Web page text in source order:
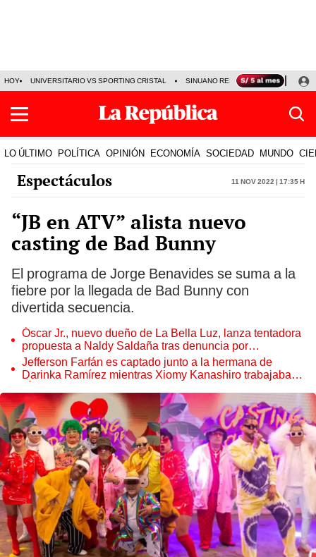
HOY UNIVERSITARIO VS SPORTING CRISTAL SINUANO RESULTADOS HOY
LO ÚLTIMO POLÍTICA OPINIÓN ECONOMÍA SOCIEDAD MUNDO
Espectáculos 11 Nov 2022 | 17:35 h
“JB en ATV” alista nuevo
casting de Bad Bunny
El programa de Jorge Benavides se suma a la
fiebre por la llegada de Bad Bunny con
divertida secuencia.
Óscar Jr., nuevo dueño de La Bella Luz, lanza tentadora
propuesta a Naldy Saldaña tras denuncia por
tocamientos
Jefferson Farfán es captado junto a la hermana de
Darinka Ramírez mientras Xiomy Kanashiro trabajaba: